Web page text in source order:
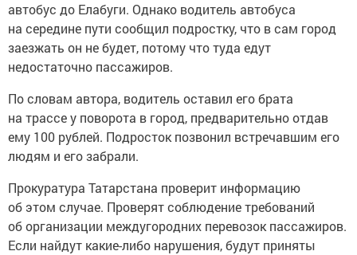
автобус до Елабуги. Однако водитель автобуса
на середине пути сообщил подростку, что в сам город
заезжать он не будет, потому что туда едут
недостаточно пассажиров.
По словам автора, водитель оставил его брата
на трассе у поворота в город, предварительно отдав
ему 100 рублей. Подросток позвонил встречавшим его
людям и его забрали.
Прокуратура Татарстана проверит информацию
об этом случае. Проверят соблюдение требований
об организации междугородних перевозок пассажиров.
Если найдут какие-либо нарушения, будут приняты